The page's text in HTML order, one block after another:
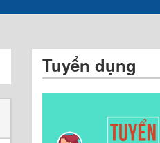
Tuyển dụng